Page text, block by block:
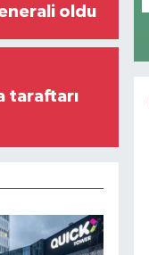
oldu
taraftarı